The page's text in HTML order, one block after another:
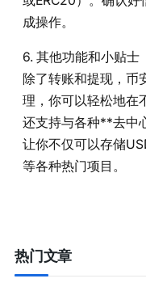
成操作。
6. 其他功能和小贴士
除了转账和提现，币
理，你可以轻松地在
还支持与各种**去中
让你不仅可以存储
等各种热门项目。
热门文章